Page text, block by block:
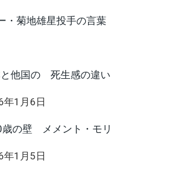
・菊地雄星投手の言葉
と他国の 死生感の違い
年1月6日
歳の壁 メメント・モリ
年1月5日